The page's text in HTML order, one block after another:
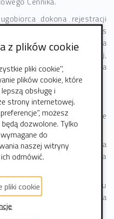
dokona rejestracji
opcję "14-dniowy okres
promocji Usługobiorca
w cenie promocyjnej,
trwania promocji nie można
promocyjnej.
wskazany na podstronie
w promocji jest data
usługi serwera WWW za
przed upływem terminu
promocję bez podania
z plików cookie
pliki cookie",
plików cookie, które
obsługę i
strony internetowej.
możesz
dozwolone. Tylko
do
naszej witryny
odmówić.
pliki cookie